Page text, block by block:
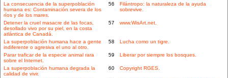
La consecuencia de la superpoblación
humana es: Contaminación severa de los
ríos y de los mares.
56
Filántropo: la naturaleza de la ayuda
sobrevive.
Detener la cruel masacre de las focas,
desollado vivo por su piel, en la costa
atlántica de Canadá.
57 www.WisArt.net.
La superpoblación humana hace a gente
indiferente o agresiva el uno al otro.
58 Lucha como un tigre.
Parar traficar de la especie animal rara
sobre el Internet.
59 Liberar por siempre los bosques.
La superpoblación humana degrada la
calidad de vivir.
60 Copyright RGES.